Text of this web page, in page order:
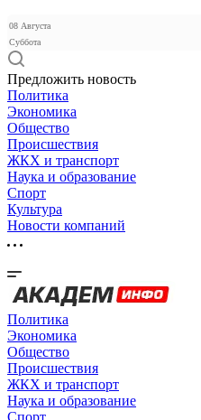
08 Августа
Суббота
Предложить новость
Политика
Экономика
Общество
Происшествия
ЖКХ и транспорт
Наука и образование
Спорт
Культура
Новости компаний
Политика
Экономика
Общество
Происшествия
ЖКХ и транспорт
Наука и образование
Спорт